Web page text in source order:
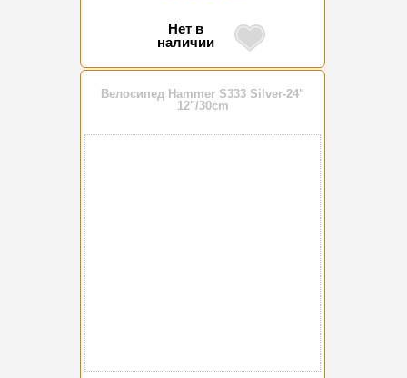
Нет в
наличии
Велосипед Hammer S333 Silver-24"
12"/30cm